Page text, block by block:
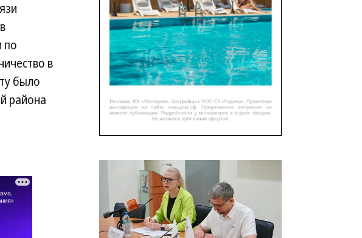
по
в
было
района